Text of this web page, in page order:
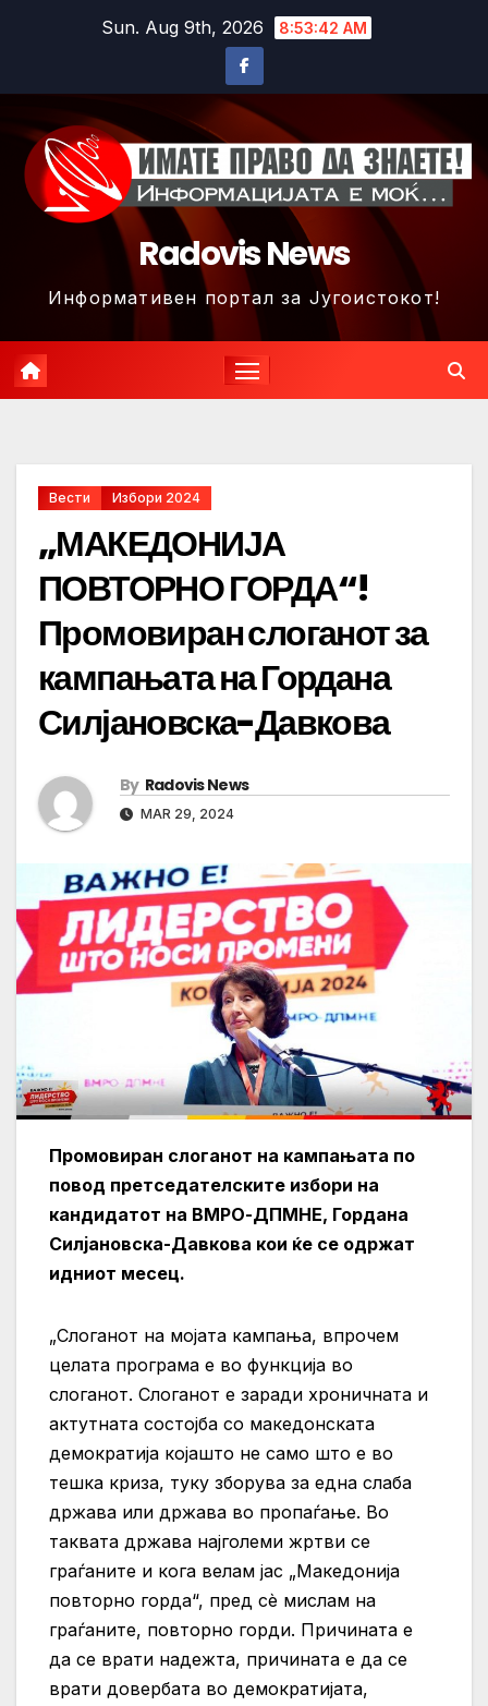
Sun. Aug 9th, 2026 8:53:45 AM
Radovis News
Информативен портал за Југоистокот!
Вести Избори 2024
„МАКЕДОНИЈА
ПОВТОРНО ГОРДА“!
Промовиран слоганот за
кампањата на Гордана
Силјановска-Давкова
By Radovis News
MAR 29, 2024
Промовиран слоганот на кампањата по
повод претседателските избори на
кандидатот на ВМРО-ДПМНЕ, Гордана
Силјановска-Давкова кои ќе се одржат
идниот месец.
„Слоганот на мојата кампања, впрочем
целата програма е во функција во
слоганот. Слоганот е заради хроничната и
актутната состојба со македонската
демократија којашто не само што е во
тешка криза, туку зборува за една слаба
држава или држава во пропаѓање. Во
таквата држава најголеми жртви се
граѓаните и кога велам јас „Македонија
повторно горда“, пред сè мислам на
граѓаните, повторно горди. Причината е
да се врати надежта, причината е да се
врати довербата во демократијата,